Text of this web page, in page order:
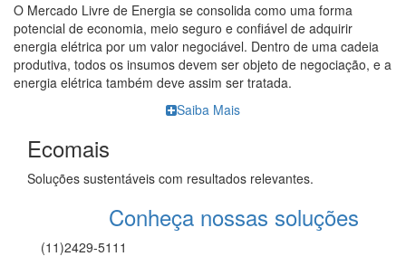
O Mercado Livre de Energia se consolida como uma forma
potencial de economia, meio seguro e confiável de adquirir
energia elétrica por um valor negociável. Dentro de uma cadeia
produtiva, todos os insumos devem ser objeto de negociação, e a
energia elétrica também deve assim ser tratada.
Saiba Mais
Ecomais
Soluções sustentáveis com resultados relevantes.
Conheça nossas soluções
(11)2429-5111